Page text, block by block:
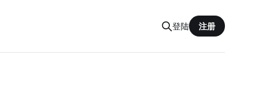
登陆 注册